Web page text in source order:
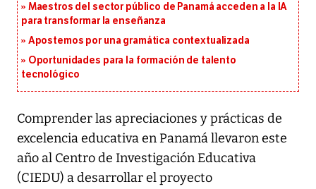
Maestros del sector público de Panamá acceden a la IA
para transformar la enseñanza
Apostemos por una gramática contextualizada
Oportunidades para la formación de talento
tecnológico
Comprender las apreciaciones y prácticas de
excelencia educativa en Panamá llevaron este
año al Centro de Investigación Educativa
(CIEDU) a desarrollar el proyecto